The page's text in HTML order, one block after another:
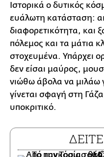
Ιστορικά ο δυτικός
ευάλωτη κατάσταση:
διαφορετικότητα, και
πόλεμος και τα μάτια
στοχευμένα. Υπάρχει
δεν είσαι μαύρος,
νιώθω άβολα να μιλάω
γίνεται σφαγή στη
υποκριτικό.